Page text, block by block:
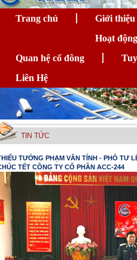
Trang chủ Giới thiệu
Hoạt
Quan hệ cổ đông
Liên Hệ
TIN TỨC
TƯỚNG PHẠM VĂN TÍNH - PHÓ TƯ
TẾT CÔNG TY CỔ PHẦN ACC-244